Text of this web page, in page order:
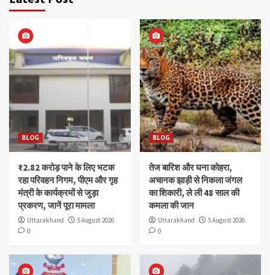
BLOG
₹2.82 करोड़ पाने के लिए भटक
रहा परिवहन निगम, पीएम और गृह
मंत्री के कार्यक्रमों से जुड़ा
प्रकरण, जानें पूरा मामला
Uttarakhand
5 August 2026
0
BLOG
तेज बारिश और घना कोहरा,
अचानक झाड़ी से निकला जंगल
का शिकारी, ले ली 48 साल की
कमला की जान
Uttarakhand
5 August 2026
0